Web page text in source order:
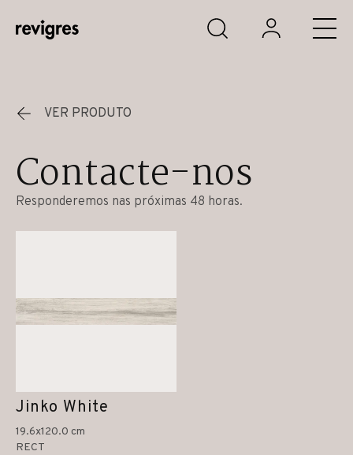
Saltar para o conteúdo principal
VER PRODUTO
Contacte-nos
Responderemos nas próximas 48 horas.
Jinko White
19.6x120.0 cm
RECT